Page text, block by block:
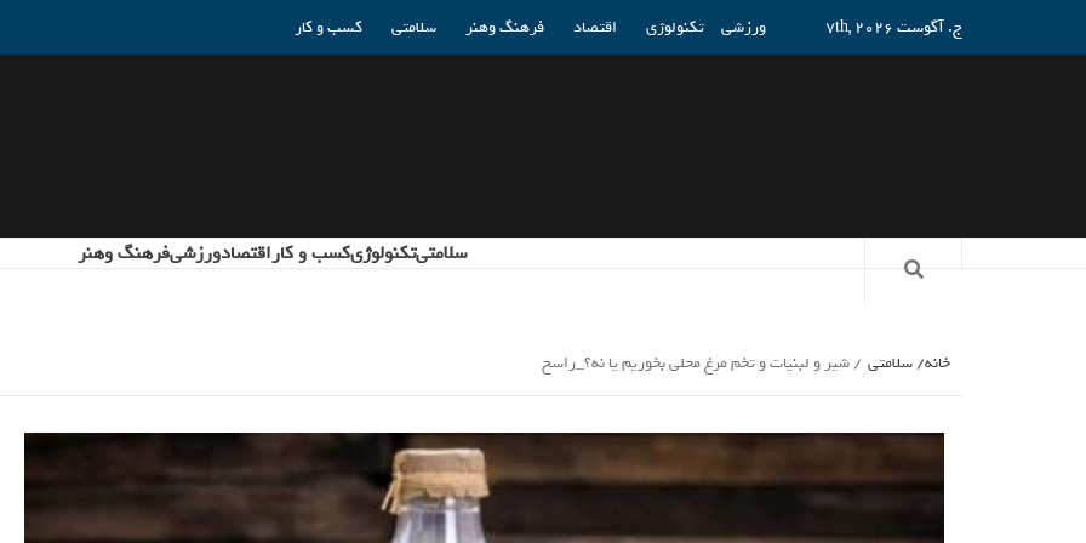
ج. آگوست 7th, 2026 ورزشی تکنولوژی اقتصاد فرهنگ وهنر سلامتی کسب و کار
سلامتیتکنولوژیکسب و کاراقتصادورزشیفرهنگ وهنر
خانه سلامتی شیر و لبنیات و تخم مرغ محلی بخوریم یا نه؟_راسخ